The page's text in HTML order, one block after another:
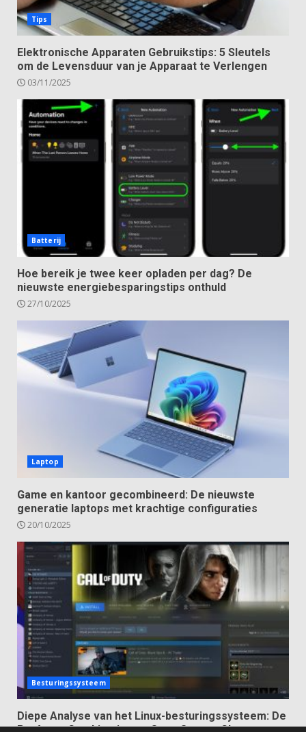
Tips
Elektronische Apparaten Gebruikstips: 5 Sleutels
om de Levensduur van je Apparaat te Verlengen
03/11/2025
Batterij
Hoe bereik je twee keer opladen per dag? De
nieuwste energiebesparingstips onthuld
27/10/2025
Laptop
Game en kantoor gecombineerd: De nieuwste
generatie laptops met krachtige configuraties
20/10/2025
Besturingssysteem
Diepe Analyse van het Linux-besturingssysteem: De